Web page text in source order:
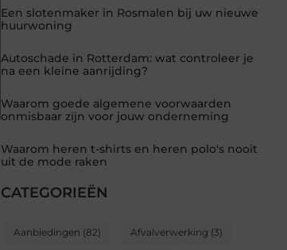
Een slotenmaker in Rosmalen bij uw nieuwe
huurwoning
Autoschade in Rotterdam: wat controleer je
na een kleine aanrijding?
Waarom goede algemene voorwaarden
onmisbaar zijn voor jouw onderneming
Waarom heren t-shirts en heren polo's nooit
uit de mode raken
CATEGORIEËN
Aanbiedingen (82) Afvalverwerking (3)